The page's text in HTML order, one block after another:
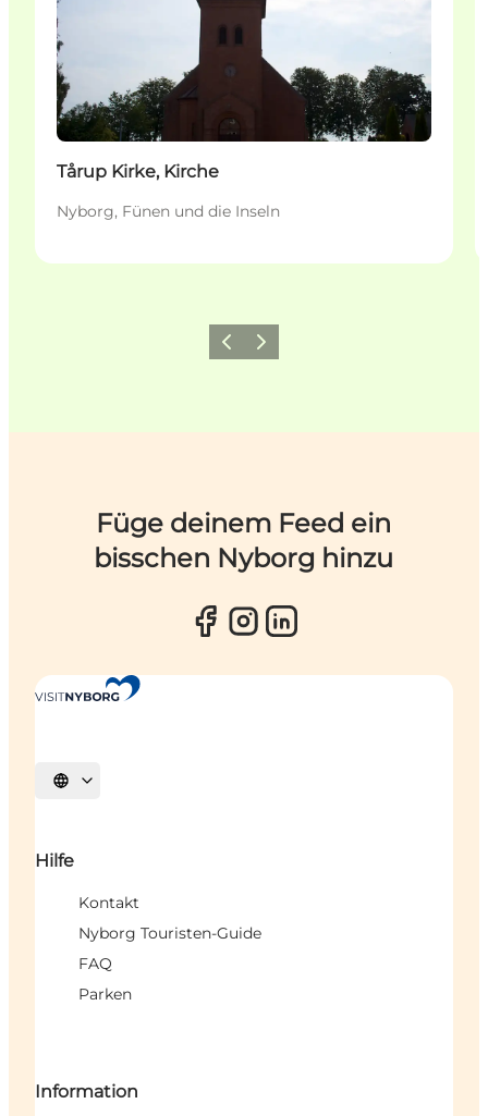
Tårup Kirke, Kirche
Nyborg, Fünen und die Inseln
ZurückWeiter
Füge deinem Feed ein
bisschen Nyborg hinzu
Sprache auswählen
Hilfe
Kontakt
Nyborg Touristen-Guide
FAQ
Parken
Information